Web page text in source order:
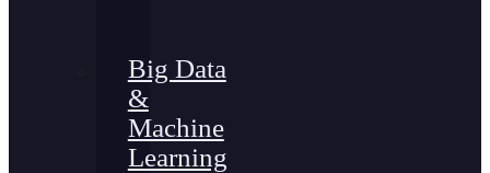
Big Data
&
Machine
Learning